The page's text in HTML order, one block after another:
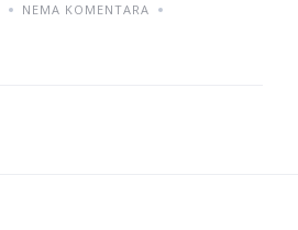
NEMA KOMENTARA